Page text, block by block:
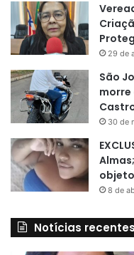
29 de
São
morre
30 de
8 de
Notícias recentes